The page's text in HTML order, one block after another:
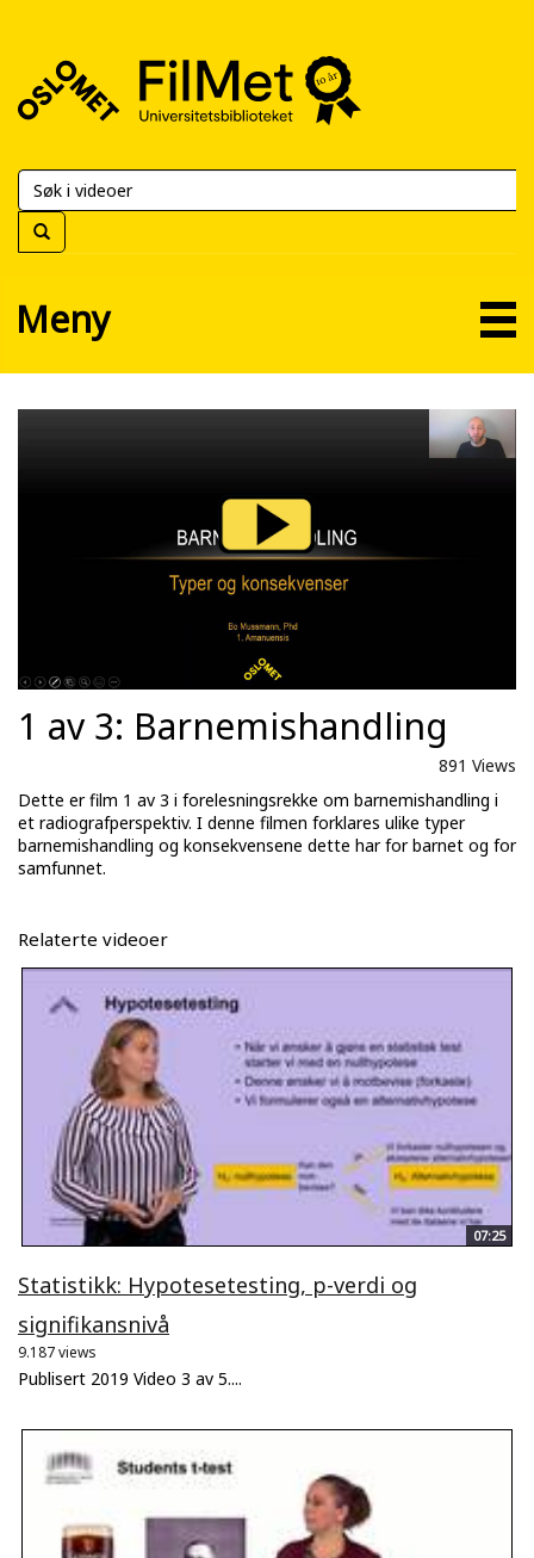
FilMet
Universitetsbiblioteket
Meny
1 av 3: Barnemishandling
891 Views
Dette er film 1 av 3 i forelesningsrekke om barnemishandling i
et radiografperspektiv. I denne filmen forklares ulike typer
barnemishandling og konsekvensene dette har for barnet og for
samfunnet.
Relaterte videoer
07:25
Statistikk: Hypotesetesting, p-verdi og
signifikansnivå
9.187 views
Publisert 2019 Video 3 av 5....